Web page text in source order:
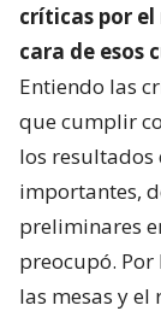
críticas por
cara de esos
Entiendo las
que cumplir
los resultados
importantes,
preliminares
preocupó.
las mesas y